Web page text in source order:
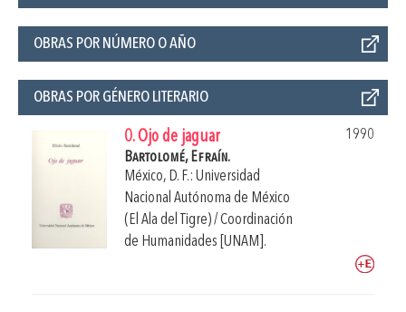
OBRAS POR NÚMERO O AÑO
OBRAS POR GÉNERO LITERARIO
0. Ojo de jaguar
1990
Bartolomé, Efraín.
México, D. F.: Universidad
Nacional Autónoma de México
(El Ala del Tigre) / Coordinación
de Humanidades [UNAM].